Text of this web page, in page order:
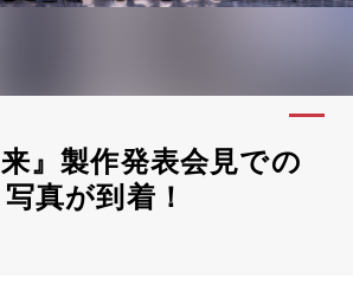
来』製作発表会見での
真が到着！